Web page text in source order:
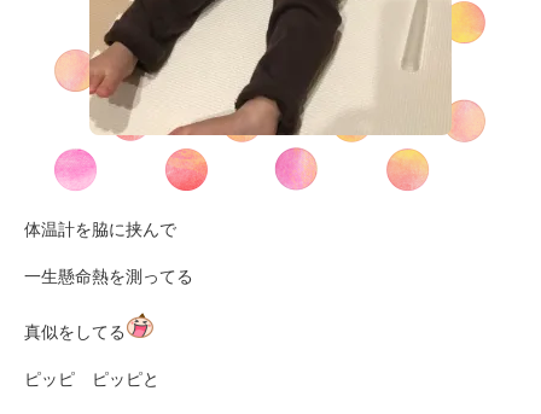
体温計を脇に挟んで
一生懸命熱を測ってる
真似をしてる
ピッピ ピッピと